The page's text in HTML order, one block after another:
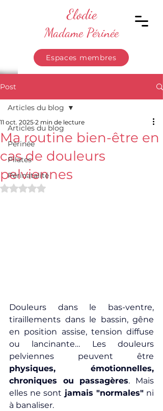
Elodie
Madame Périnée
Espaces membres
Post
Articles du blog
Périnée
Pilates
Périnatalité
Articles du blog
Ma routine bien-être en
cas de douleurs
pelviennes
11 oct. 2025 2 min de lecture
Noté NaN étoiles sur 5.
Douleurs dans le bas-ventre,
tiraillements dans le bassin, gêne
en position assise, tension diffuse
ou lancinante… Les douleurs
physiques, émotionnelles,
chroniques ou passagères. Mais
elles ne sont jamais "normales" ni
à banaliser.